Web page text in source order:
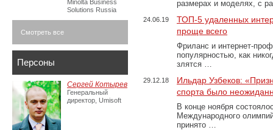
размерах и моделях, с
24.06.19
ТОП-5 удаленных
проще всего
Фриланс и интернет-
популярностью, как
злятся …
29.12.18
Ильдар Узбеков:
спорта было
В конце ноября
Международного
принято …
Minolta Business
Solutions Russia
Смотреть все
Персоны
Сергей Котырев
Генеральный
директор, Umisoft